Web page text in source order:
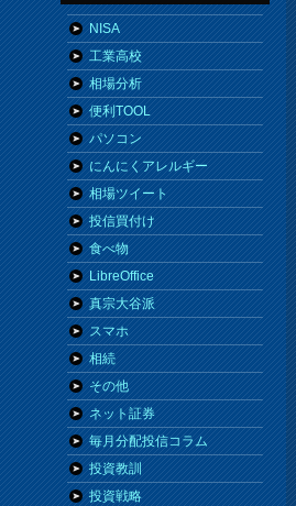
NISA
工業高校
相場分析
便利TOOL
パソコン
にんにくアレルギー
相場ツイート
投信買付け
食べ物
LibreOffice
真宗大谷派
スマホ
相続
その他
ネット証券
毎月分配投信コラム
投資教訓
投資戦略